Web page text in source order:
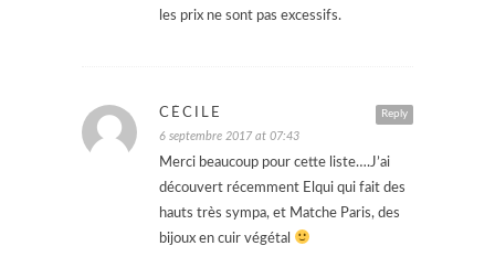
les prix ne sont pas excessifs.
Reply
CÉCILE
6 septembre 2017 at 07:43
Merci beaucoup pour cette liste….J’ai
découvert récemment Elqui qui fait des
hauts très sympa, et Matche Paris, des
bijoux en cuir végétal